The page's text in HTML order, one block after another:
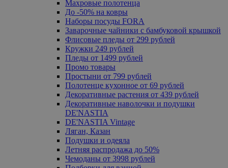
Махровые полотенца
До -50% на ковры
Наборы посуды FORA
Заварочные чайники с бамбуковой крышкой
Флисовые пледы от 299 рублей
Кружки 249 рублей
Пледы от 1499 рублей
Промо товары
Простыни от 799 рублей
Полотенце кухонное от 69 рублей
Декоративные растения от 439 рублей
Декоративные наволочки и подушки
DE'NASTIA
DE'NASTIA Vintage
Ляган, Казан
Подушки и одеяла
Летняя распродажа до 50%
Чемоданы от 3998 рублей